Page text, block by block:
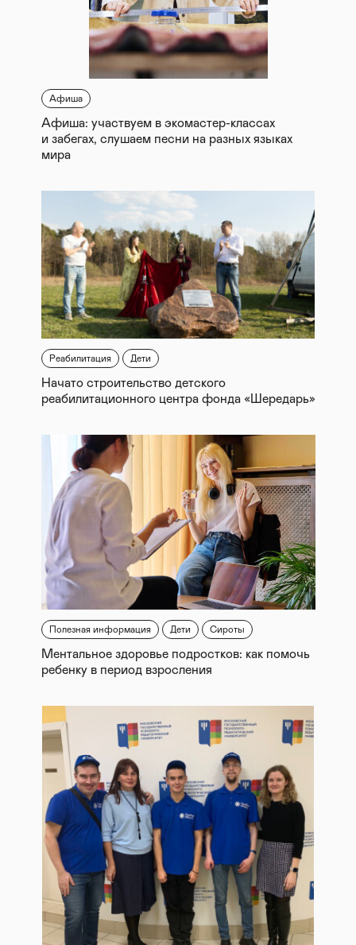
Афиша
Афиша: участвуем в экомастер-классах
и забегах, слушаем песни на разных языках
мира
Реабилитация Дети
Начато строительство детского
реабилитационного центра фонда «Шередарь»
Полезная информация Дети Сироты
Ментальное здоровье подростков: как помочь
ребенку в период взросления